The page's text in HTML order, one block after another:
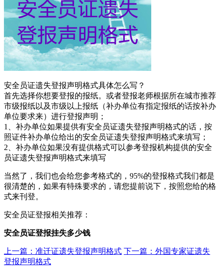
安全员证遗失登报声明格式具体怎么写？
首先选择你想要登报的报纸。或者登报老师根据所在城市推荐
市级报纸以及市级以上报纸（补办单位有指定报纸的话按补办
单位要求来）进行登报声明；
1、补办单位如果提供有安全员证遗失登报声明格式的话，按
照证件补办单位给出的安全员证遗失登报声明格式来填写；
2、补办单位如果没有提供格式可以参考登报机构提供的安全
员证遗失登报声明格式来填写
当然了，我们也会给您参考格式的，95%的登报格式我们都是
很清楚的，如果有特殊要求的，请您提前说下，按照您给的格
式来刊登。
安全员证登报相关推荐：
安全员证登报挂失多少钱
上一篇：准迁证遗失登报声明格式 下一篇：外国专家证遗失
登报声明格式